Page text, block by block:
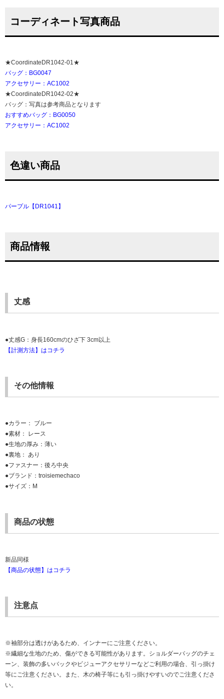
コーディネート写真商品
★CoordinateDR1042-01★
バッグ：BG0047
アクセサリー：AC1002
★CoordinateDR1042-02★
バッグ：写真は参考商品となります
おすすめバッグ：BG0050
アクセサリー：AC1002
色違い商品
パープル【DR1041】
商品情報
丈感
●丈感G：身長160cmのひざ下 3cm以上
【計測方法】はコチラ
その他情報
●カラー： ブルー
●素材： レース
●生地の厚み：薄い
●裏地： あり
●ファスナー：後ろ中央
●ブランド：troisiemechaco
●サイズ：M
商品の状態
新品同様
【商品の状態】はコチラ
注意点
※袖部分は透けがあるため、インナーにご注意ください。
※繊細な生地のため、傷ができる可能性があります。ショルダーバッグのチェ
ーン、装飾の多いバックやビジューアクセサリーなどご利用の場合、引っ掛け
等にご注意ください。また、木の椅子等にも引っ掛けやすいのでご注意くださ
い。